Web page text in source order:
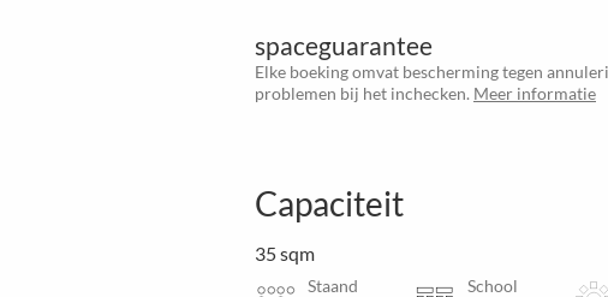
spaceguarantee
Elke boeking omvat bescherming tegen
problemen bij het inchecken. Meer informatie
Capaciteit
35 sqm
Staand School